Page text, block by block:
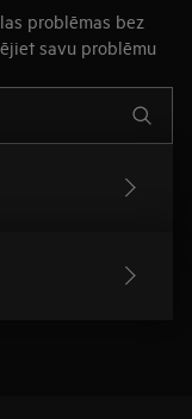
problēmas bez
savu problēmu